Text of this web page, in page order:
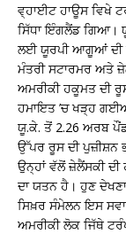
ਵ੍ਹਾਈਟ ਹਾਊਸ ਵਿਖੇ
ਸਿੱਧਾ ਇੰਗਲੈਂਡ ਗਿਆ।
ਲਈ ਯੂਰਪੀ ਆਗੂਆਂ ਦੀ
ਮੰਤਰੀ ਸਟਾਰਮਰ ਅਤੇ
ਅਮਰੀਕੀ ਹਕੂਮਤ ਦੀ
ਹਮਾਇਤ ’ਚ ਖੜ੍ਹ
ਯੂ.ਕੇ. ਤੋਂ 2.26 ਅਰਬ
ਉੱਪਰ ਰੂਸ ਦੀ ਪੁਜ਼ੀਸ਼ਨ
ਉਨ੍ਹਾਂ ਵੱਲੋਂ ਜ਼ੇਲੈਂਸਕੀ
ਦਾ ਯਤਨ ਹੈ। ਹੁਣ
ਸਿਖ਼ਰ ਸੰਮੇਲਨ ਇਸ
ਅਮਰੀਕੀ ਲੋਕ ਜਿੱਥੇ